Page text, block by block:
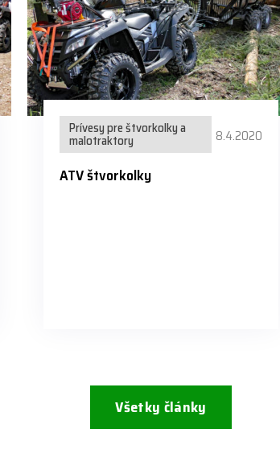
Prívesy pre štvorkolky a
malotraktory 8.4.2020
ATV štvorkolky
Všetky články